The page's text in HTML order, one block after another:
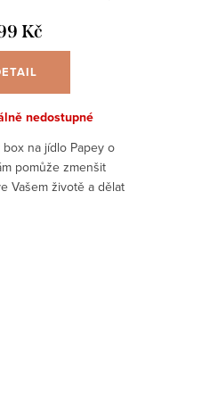
Kč
nedostupné
na jídlo Papey o
pomůže zmenšit
Vašem životě a dělat